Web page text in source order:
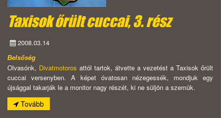
Taxisok őrült cuccai, 3. rész
2008.03.14
Belsőség
Olvasónk, Divatmotoros attól tartok, átvette a vezetést a Taxisok őrült
cuccai versenyben. A képet óvatosan nézegessék, mondjuk egy
újsággal takarják le a monitor nagy részét, ki ne süljön a szemük.
Tovább